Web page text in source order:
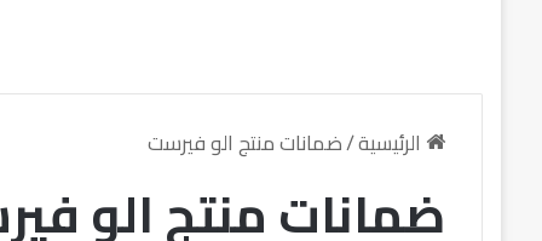
الرئيسية/ضمانات منتج الو فيرست
ضمانات منتج الو